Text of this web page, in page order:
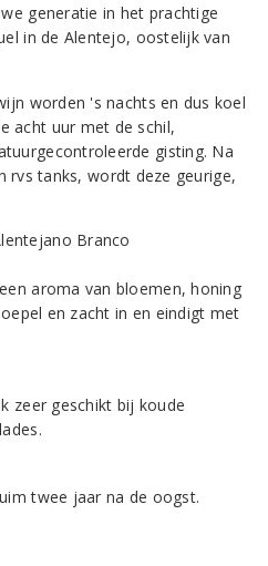
generatie in het prachtige
in de Alentejo, oostelijk van
worden 's nachts en dus koel
acht uur met de schil,
gisting. Na
rvs tanks, wordt deze geurige,
aroma van bloemen, honing
en zacht in en eindigt met
zeer geschikt bij koude
twee jaar na de oogst.